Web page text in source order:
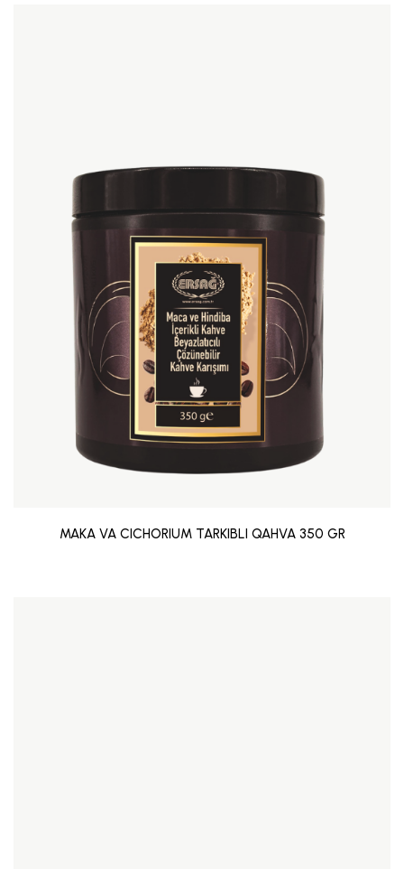
MAKA VA CICHORIUM TARKIBLI QAHVA 350 GR